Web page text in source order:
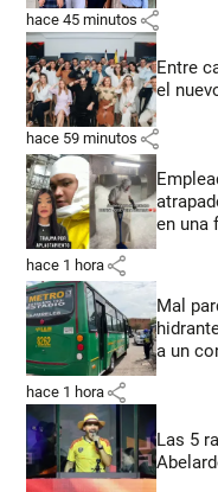
hace 45 minutos share
Entre
el
hace 59 minutos share
en una
hace 1 hora share
Mal
a un
hace 1 hora share
Las 5